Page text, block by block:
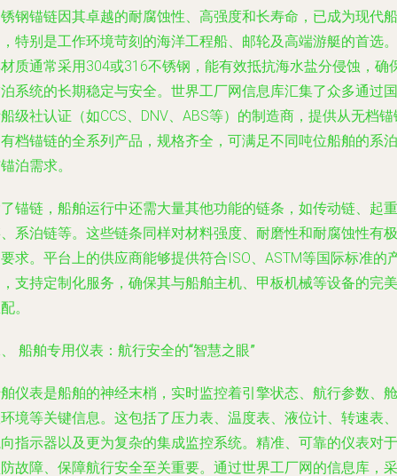
钢锚链因其卓越的耐腐蚀性、高强度和长寿命，已成为现代船
特别是工作环境苛刻的海洋工程船、邮轮及高端游艇的首选。
质通常采用304或316不锈钢，能有效抵抗海水盐分侵蚀，确
系统的长期稳定与安全。世界工厂网信息库汇集了众多通过国
级社认证（如CCS、DNV、ABS等）的制造商，提供从无档锚
档锚链的全系列产品，规格齐全，可满足不同吨位船舶的系泊
泊需求。
锚链，船舶运行中还需大量其他功能的链条，如传动链、起重
系泊链等。这些链条同样对材料强度、耐磨性和耐腐蚀性有极
求。平台上的供应商能够提供符合ISO、ASTM等国际标准的
支持定制化服务，确保其与船舶主机、甲板机械等设备的完美
。
船舶专用仪表：航行安全的“智慧之眼”
仪表是船舶的神经末梢，实时监控着引擎状态、航行参数、舱
境等关键信息。这包括了压力表、温度表、液位计、转速表、
指示器以及更为复杂的集成监控系统。精准、可靠的仪表对于
故障、保障航行安全至关重要。通过世界工厂网的信息库，采